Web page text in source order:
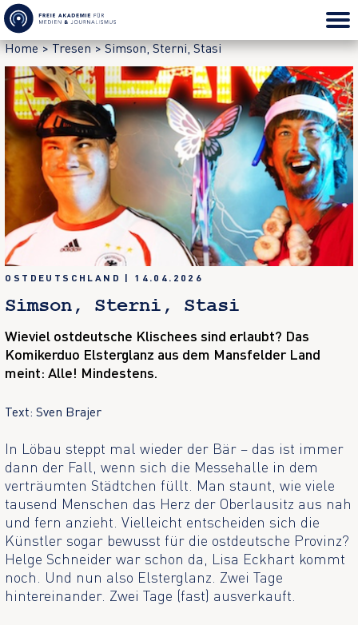
Home>Tresen>Simson, Sterni, Stasi
OSTDEUTSCHLAND | 14.04.2026
Simson, Sterni, Stasi
Wieviel ostdeutsche Klischees sind erlaubt? Das
Komikerduo Elsterglanz aus dem Mansfelder Land
meint: Alle! Mindestens.
Text: Sven Brajer
In Löbau steppt mal wieder der Bär – das ist immer
dann der Fall, wenn sich die Messehalle in dem
verträumten Städtchen füllt. Man staunt, wie viele
tausend Menschen das Herz der Oberlausitz aus nah
und fern anzieht. Vielleicht entscheiden sich die
Künstler sogar bewusst für die ostdeutsche Provinz?
Helge Schneider war schon da, Lisa Eckhart kommt
noch. Und nun also Elsterglanz. Zwei Tage
hintereinander. Zwei Tage (fast) ausverkauft.